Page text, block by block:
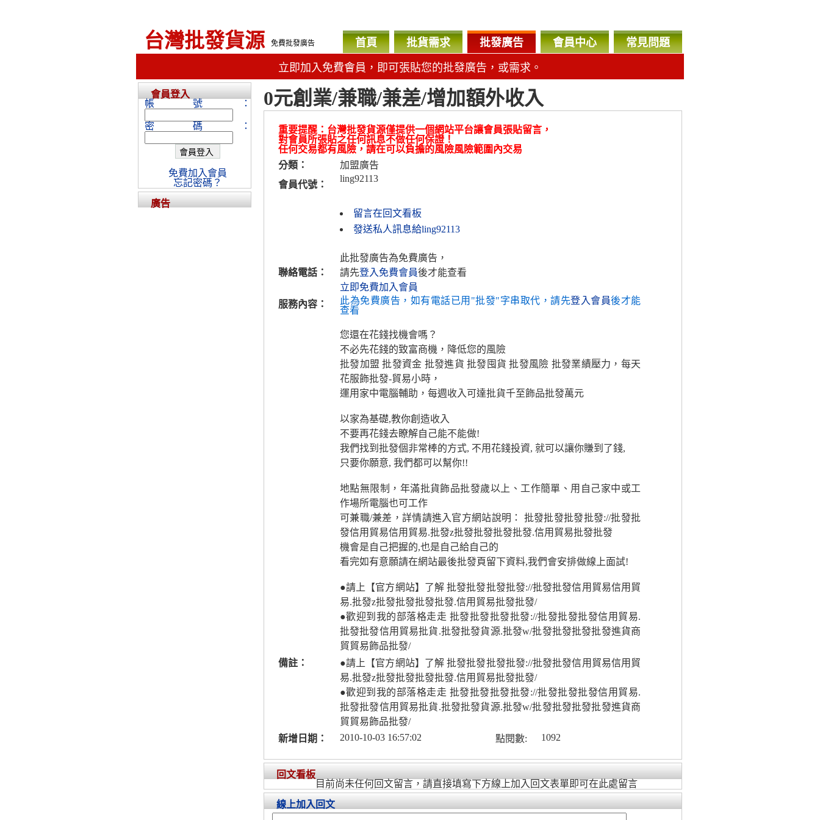
台灣批發貨源 免費批發廣告 首頁 批貨需求 批發廣告 會員中心 常見問題
立即加入免費會員，即可張貼您的批發廣告，或需求。
0元創業/兼職/兼差/增加額外收入
重要提醒：台灣批發貨源僅提供一個網站平台讓會員張貼留言，
對會員所張貼之任何訊息不做任何保證！
任何交易都有風險，請在可以負擔的風險風險範圍內交易
分類：
加盟廣告
會員代號：
ling92113
留言在回文看板
發送私人訊息給ling92113
聯絡電話：
此批發廣告為免費廣告，
請先登入免費會員後才能查看
立即免費加入會員
服務內容：
此為免費廣告，如有電話已用"批發"字串取代，請先登入會員後才能
查看
您還在花錢找機會嗎？
不必先花錢的致富商機，降低您的風險
批發加盟 批發資金 批發進貨 批發囤貨 批發風險 批發業績壓力，每天
花服飾批發-貿易小時，
運用家中電腦輔助，每週收入可達批貨千至飾品批發萬元
以家為基礎,教你創造收入
不要再花錢去瞭解自己能不能做!
我們找到批發個非常棒的方式, 不用花錢投資, 就可以讓你賺到了錢,
只要你願意, 我們都可以幫你!!
地點無限制，年滿批貨飾品批發歲以上、工作簡單、用自己家中或工
作場所電腦也可工作
可兼職/兼差，詳情請進入官方網站說明： 批發批發批發批發://批發批
發信用貿易信用貿易.批發z批發批發批發批發.信用貿易批發批發
機會是自己把握的,也是自己給自己的
看完如有意願請在網站最後批發頁留下資料,我們會安排做線上面試!
●請上【官方網站】了解 批發批發批發批發://批發批發信用貿易信用貿
易.批發z批發批發批發批發.信用貿易批發批發/
●歡迎到我的部落格走走 批發批發批發批發://批發批發批發信用貿易.
批發批發信用貿易批貨.批發批發貨源.批發w/批發批發批發批發進貨商
貿貿易飾品批發/
備註：
●請上【官方網站】了解 批發批發批發批發://批發批發信用貿易信用貿
易.批發z批發批發批發批發.信用貿易批發批發/
●歡迎到我的部落格走走 批發批發批發批發://批發批發批發信用貿易.
批發批發信用貿易批貨.批發批發貨源.批發w/批發批發批發批發進貨商
貿貿易飾品批發/
新增日期：
2010-10-03 16:57:02 點閱數: 1092
回文看板
目前尚未任何回文留言，請直接填寫下方線上加入回文表單即可在此處留言
線上加入回文
會員登入
帳號：
密碼：
免費加入會員
忘記密碼？
廣告